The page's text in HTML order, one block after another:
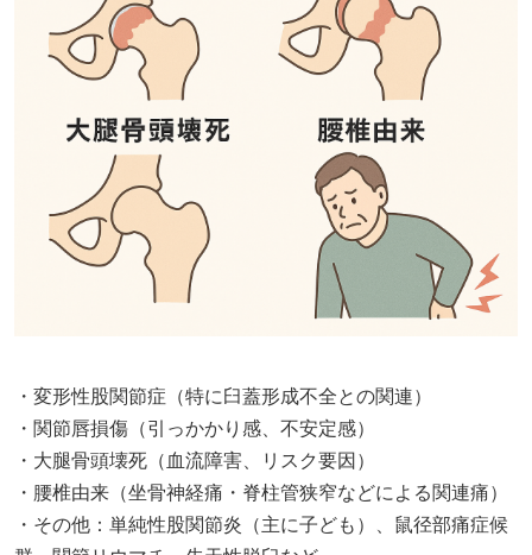
・変形性股関節症（特に臼蓋形成不全との関連）
・関節唇損傷（引っかかり感、不安定感）
・大腿骨頭壊死（血流障害、リスク要因）
・腰椎由来（坐骨神経痛・脊柱管狭窄などによる関連痛）
・その他：単純性股関節炎（主に子ども）、鼠径部痛症候